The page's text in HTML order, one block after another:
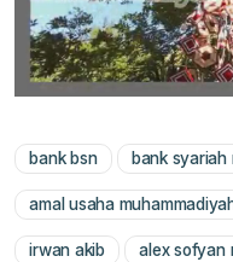
bank bsn bank syariah
amal usaha
irwan akib alex sofyan